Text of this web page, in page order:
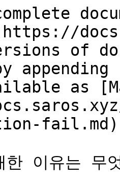
of
as
이유는 무